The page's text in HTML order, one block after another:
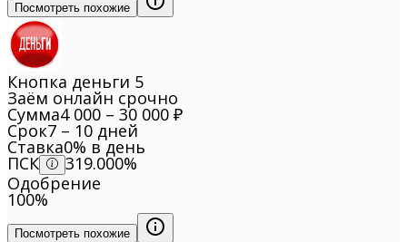
Посмотреть похожие
Кнопка деньги 5
Заём онлайн срочно
Сумма4 000 – 30 000 ₽
Срок7 – 10 дней
Ставка0% в день
ПСК
319.000%
Одобрение
100%
Посмотреть похожие